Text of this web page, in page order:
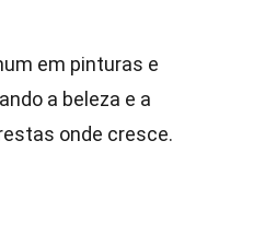
em pinturas e
a beleza e a
onde cresce.